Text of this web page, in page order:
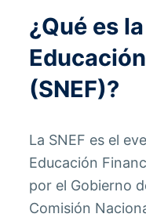
¿Qué es
(SNEF)?
La SNEF es el
Educación
por el Gobierno
Comisión